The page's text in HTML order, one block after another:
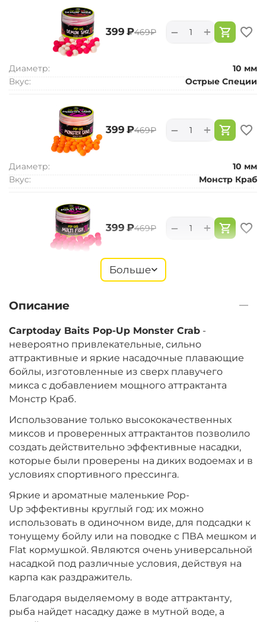
‍399‍ ₽‍469‍₽ +
−
Диаметр:
10 мм
Вкус:
Острые Специи
‍399‍ ₽‍469‍₽ +
−
Диаметр:
10 мм
Вкус:
Монстр Краб
‍399‍ ₽‍469‍₽ +
−
‍399‍ ₽‍469‍₽ −
Диаметр:
10 мм
Вкус:
Мульти Фрукт
‍399‍ ₽‍469‍₽ +
−
Диаметр:
10 мм
Вкус:
‍399‍ ₽‍469‍₽ +
−
Диаметр:
Больше
Описание
Carptoday Baits Pop-Up Monster Crab -
невероятно привлекательные, сильно
аттрактивные и яркие насадочные плавающие
бойлы, изготовленные из сверх плавучего
микса с добавлением мощного аттрактанта
Монстр Краб.
Использование только высококачественных
миксов и проверенных аттрактантов позволило
создать действительно эффективные насадки,
которые были проверены на диких водоемах и в
условиях спортивного прессинга.
Яркие и ароматные маленькие Pop-
Up эффективны круглый год: их можно
использовать в одиночном виде, для подсадки к
тонущему бойлу или на поводке с ПВА мешком и
Flat кормушкой. Являются очень универсальной
насадкой под различные условия, действуя на
карпа как раздражитель.
Благодаря выделяемому в воде аттрактанту,
рыба найдет насадку даже в мутной воде, а